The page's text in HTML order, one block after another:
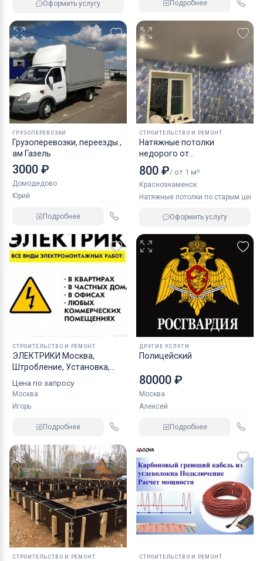
Оформить услугу Подробнее
ГРУЗОПЕРЕВОЗКИ
Грузоперевозки, переезды ,
ам Газель
3000 ₽
Домодедово
Юрий
Подробнее
СТРОИТЕЛЬСТВО И РЕМОНТ
Натяжные потолки
недорого от
производителя
800 ₽/ от 1 м²
Краснознаменск
Натяжные потолки по старым ценам
Оформить услугу
СТРОИТЕЛЬСТВО И РЕМОНТ
ЭЛЕКТРИКИ Москва,
Штробление, Установка,
Цена по запросу
Москва
Игорь
Подробнее
ДРУГИЕ УСЛУГИ
Полицейский
80000 ₽
Москва
Алексей
Подробнее
СТРОИТЕЛЬСТВО И РЕМОНТ СТРОИТЕЛЬСТВО И РЕМОНТ